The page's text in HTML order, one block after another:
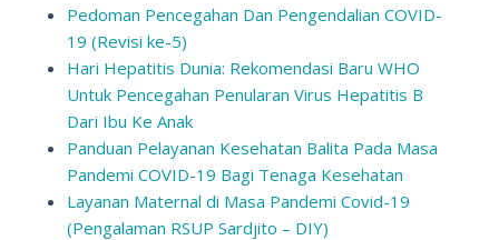
Pedoman Pencegahan Dan Pengendalian COVID-
19 (Revisi ke-5)
Hari Hepatitis Dunia: Rekomendasi Baru WHO
Untuk Pencegahan Penularan Virus Hepatitis B
Dari Ibu Ke Anak
Panduan Pelayanan Kesehatan Balita Pada Masa
Pandemi COVID-19 Bagi Tenaga Kesehatan
Layanan Maternal di Masa Pandemi Covid-19
(Pengalaman RSUP Sardjito – DIY)